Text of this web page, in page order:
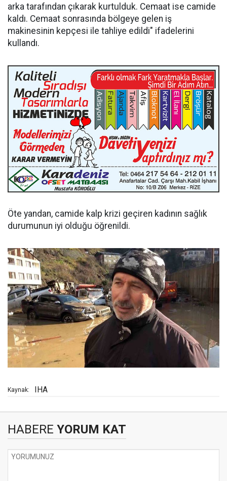
arka tarafından çıkarak kurtulduk. Cemaat ise camide
kaldı. Cemaat sonrasında bölgeye gelen iş
makinesinin kepçesi ile tahliye edildi" ifadelerini
kullandı.
Öte yandan, camide kalp krizi geçiren kadının sağlık
durumunun iyi olduğu öğrenildi.
Kaynak: IHA
HABERE YORUM KAT